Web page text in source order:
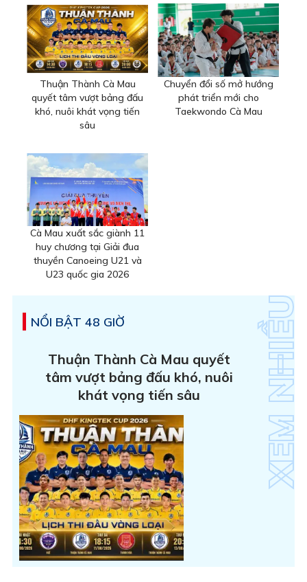
Thuận Thành Cà Mau
quyết tâm vượt bảng đấu
khó, nuôi khát vọng tiến
sâu
Chuyển đổi số mở hướng
phát triển mới cho
Taekwondo Cà Mau
Cà Mau xuất sắc giành 11
huy chương tại Giải đua
thuyền Canoeing U21 và
U23 quốc gia 2026
NỔI BẬT 48 GIỜ
Thuận Thành Cà Mau quyết
tâm vượt bảng đấu khó, nuôi
khát vọng tiến sâu